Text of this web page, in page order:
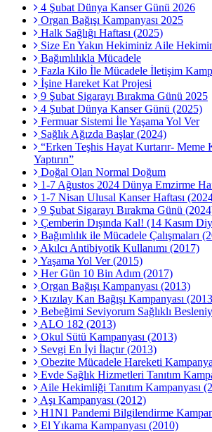
4 Şubat Dünya Kanser Günü 2026
Organ Bağışı Kampanyası 2025
Halk Sağlığı Haftası (2025)
Size En Yakın Hekiminiz Aile
Bağımlılıkla Mücadele
Fazla Kilo İle Mücadele İletişim
İşine Hareket Kat Projesi
9 Şubat Sigarayı Bırakma Günü 2025
4 Şubat Dünya Kanser Günü (2025)
Fermuar Sistemi İle Yaşama Yol Ver
Sağlık Ağızda Başlar (2024)
“Erken Teşhis Hayat Kurtarır- Meme
Yaptırın”
Doğal Olan Normal Doğum
1-7 Ağustos 2024 Dünya Emzirme
1-7 Nisan Ulusal Kanser Haftası
9 Şubat Sigarayı Bırakma Günü
Çemberin Dışında Kal! (14 Kasım
Bağımlılık ile Mücadele Çalışmaları
Akılcı Antibiyotik Kullanımı (2017)
Yaşama Yol Ver (2015)
Her Gün 10 Bin Adım (2017)
Organ Bağışı Kampanyası (2013)
Kızılay Kan Bağışı Kampanyası
Bebeğimi Seviyorum Sağlıklı
ALO 182 (2013)
Okul Sütü Kampanyası (2013)
Sevgi En İyi İlaçtır (2013)
Obezite Mücadele Hareketi
Evde Sağlık Hizmetleri Tanıtım
Aile Hekimliği Tanıtım Kampanyası
Aşı Kampanyası (2012)
H1N1 Pandemi Bilgilendirme
El Yıkama Kampanyası (2010)